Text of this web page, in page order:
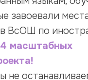
завоевали
ВсОШ по
4 масштабных